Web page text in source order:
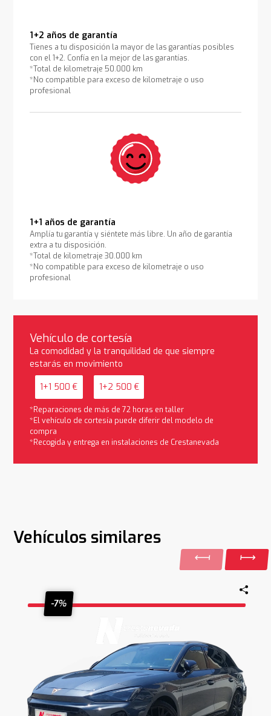
1+2 años de garantía
Tienes a tu disposición la mayor de las garantías posibles
con el 1+2. Confía en la mejor de las garantías.
*Total de kilometraje 50.000 km
*No compatible para exceso de kilometraje o uso
profesional
1+1 años de garantía
Amplía tu garantía y siéntete más libre. Un año de garantía
extra a tu disposición.
*Total de kilometraje 30.000 km
*No compatible para exceso de kilometraje o uso
profesional
Vehículo de cortesía
La comodidad y la tranquilidad de que siempre
estarás en movimiento
1+1 500 € 1+2 500 €
*Reparaciones de más de 72 horas en taller
*El vehículo de cortesía puede diferir del modelo de
compra
*Recogida y entrega en instalaciones de Crestanevada
Vehículos similares
-7%